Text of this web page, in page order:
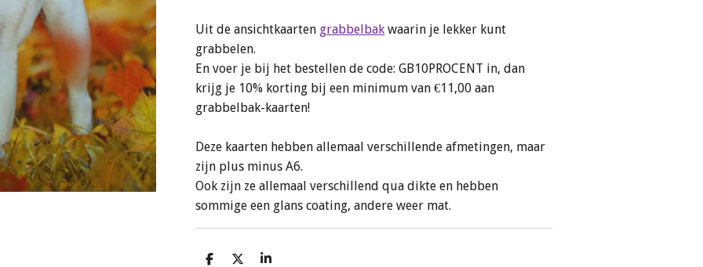
Uit de ansichtkaarten grabbelbak waarin je lekker kunt
grabbelen.
En voer je bij het bestellen de code: GB10PROCENT in, dan
krijg je 10% korting bij een minimum van €11,00 aan
grabbelbak-kaarten!
Deze kaarten hebben allemaal verschillende afmetingen, maar
zijn plus minus A6.
Ook zijn ze allemaal verschillend qua dikte en hebben
sommige een glans coating, andere weer mat.
D
D
S